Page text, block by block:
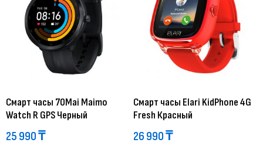
Смарт часы 70Mai Maimo
Watch R GPS Черный
25 990₸
Смарт часы Elari KidPhone 4G
Fresh Красный
26 990₸